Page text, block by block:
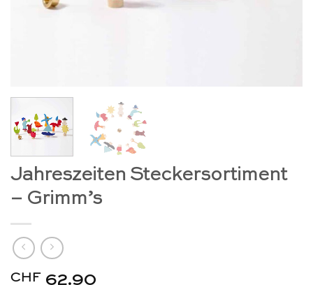
Jahreszeiten Steckersortiment
– Grimm’s
CHF 62.90